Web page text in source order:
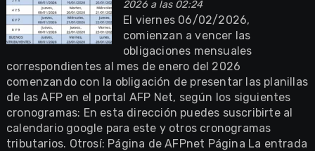
2026 a las 02:24
El viernes 06/02/2026,
comienzan a vencer las
obligaciones mensuales
correspondientes al mes de enero del 2026
comenzando con la obligación de presentar las planillas
de las AFP en el portal AFP Net, según los siguientes
cronogramas: En esta dirección puedes suscribirte al
calendario google para este y otros cronogramas
tributarios. Otrosí: Página de AFPnet Página La entrada